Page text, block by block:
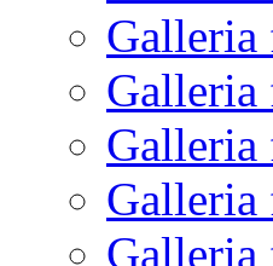
Galleria
Galleria
Galleria
Galleria
Galleria